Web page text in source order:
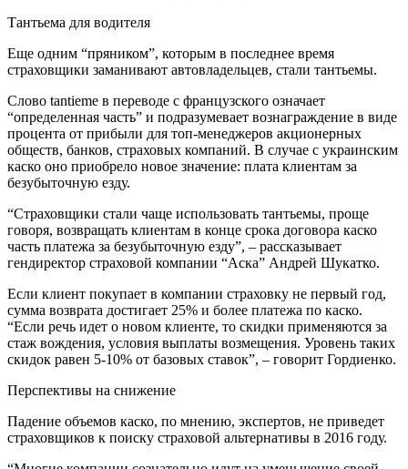
Тантьема для водителя
Еще одним “пряником”, которым в последнее время
страховщики заманивают автовладельцев, стали тантьемы.
Слово tantiеme в переводе с французского означает
“определенная часть” и подразумевает вознаграждение в виде
процента от прибыли для топ-менеджеров акционерных
обществ, банков, страховых компаний. В случае с украинским
каско оно приобрело новое значение: плата клиентам за
безубыточную езду.
“Страховщики стали чаще использовать тантьемы, проще
говоря, возвращать клиентам в конце срока договора каско
часть платежа за безубыточную езду”, – рассказывает
гендиректор страховой компании “Аска” Андрей Шукатко.
Если клиент покупает в компании страховку не первый год,
сумма возврата достигает 25% и более платежа по каско.
“Если речь идет о новом клиенте, то скидки применяются за
стаж вождения, условия выплаты возмещения. Уровень таких
скидок равен 5-10% от базовых ставок”, – говорит Гордиенко.
Перспективы на снижение
Падение объемов каско, по мнению, экспертов, не приведет
страховщиков к поиску страховой альтернативы в 2016 году.